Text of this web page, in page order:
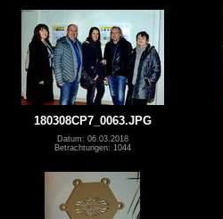
180308CP7_0063.JPG
Datum: 06.03.2018
Betrachtungen: 1044